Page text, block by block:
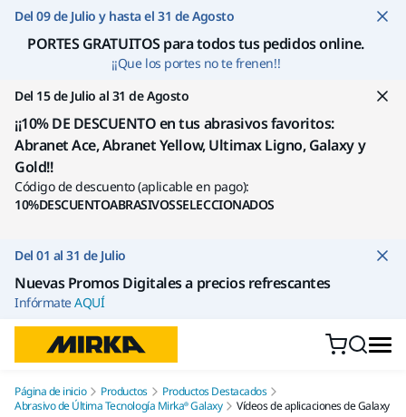
Ir a contenido
Del 09 de Julio y hasta el 31 de Agosto
PORTES GRATUITOS para todos tus pedidos online.
¡¡Que los portes no te frenen!!
Del 15 de Julio al 31 de Agosto
¡¡10% DE DESCUENTO en tus abrasivos favoritos:
Abranet Ace, Abranet Yellow, Ultimax Ligno, Galaxy y
Gold!!
Código de descuento (aplicable en pago):
10%DESCUENTOABRASIVOSSELECCIONADOS
Del 01 al 31 de Julio
Nuevas Promos Digitales a precios refrescantes
InfórmateAQUÍ
Página de inicio Productos
Productos Destacados
Abrasivo de Última Tecnología Mirka® Galaxy
Vídeos de aplicaciones de Galaxy